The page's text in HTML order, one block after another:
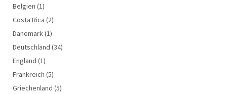
Belgien (1)
Costa Rica (2)
Dänemark(1)
Deutschland (34)
England (1)
Frankreich (5)
Griechenland (5)